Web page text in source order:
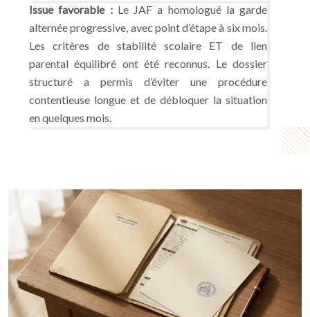
Issue favorable :Le JAF a homologué la garde
alternée progressive, avec point d’étape à six mois.
Les critères de stabilité scolaire ET de lien
parental équilibré ont été reconnus. Le dossier
structuré a permis d’éviter une procédure
contentieuse longue et de débloquer la situation
en quelques mois.